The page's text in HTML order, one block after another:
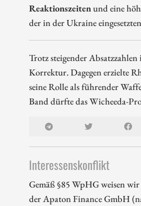
Reaktionszeitenund eine
der in der Ukraine
Trotz steigender
Korrektur. Dagegen erzielte
seine Rolle als führender
Band dürfte das Wicheeda-
Interessenskonflikt
Gemäß §85 WpHG weisen
der Apaton Finance GmbH